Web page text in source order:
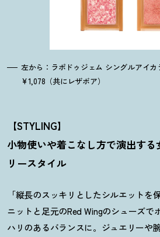
左から：ラポドゥジェム シングルアイ
¥1,078（共にレザボア）
【STYLING】
小物使いや着こなし方で演出する
リースタイル
「縦長のスッキリとしたシルエットを
ニットと足元のRed Wingのシューズで
ハリのあるバランスに。ジュエリーや